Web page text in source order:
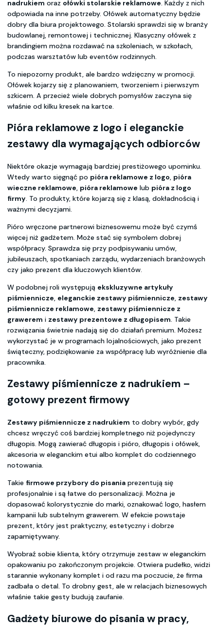
nadrukiem oraz ołówki stolarskie reklamowe . Każdy z nich
odpowiada na inne potrzeby. Ołówek automatyczny będzie
dobry dla biura projektowego. Stolarski sprawdzi się w branży
budowlanej, remontowej i technicznej. Klasyczny ołówek z
brandingiem można rozdawać na szkoleniach, w szkołach,
podczas warsztatów lub eventów rodzinnych.
To niepozorny produkt, ale bardzo wdzięczny w promocji.
Ołówek kojarzy się z planowaniem, tworzeniem i pierwszym
szkicem. A przecież wiele dobrych pomysłów zaczyna się
właśnie od kilku kresek na kartce.
Pióra reklamowe z logo i eleganckie
zestawy dla wymagających odbiorców
Niektóre okazje wymagają bardziej prestiżowego upominku.
Wtedy warto sięgnąć po pióra reklamowe z logo, pióra
wieczne reklamowe, pióra reklamowe lub pióra z logo
firmy. To produkty, które kojarzą się z klasą, dokładnością i
ważnymi decyzjami.
Pióro wręczone partnerowi biznesowemu może być czymś
więcej niż gadżetem. Może stać się symbolem dobrej
współpracy. Sprawdza się przy podpisywaniu umów,
jubileuszach, spotkaniach zarządu, wydarzeniach branżowych
czy jako prezent dla kluczowych klientów.
W podobnej roli występują ekskluzywne artykuły
piśmiennicze, eleganckie zestawy piśmiennicze, zestawy
piśmiennicze reklamowe, zestawy piśmiennicze z
grawerem i zestawy prezentowe z długopisem. Takie
rozwiązania świetnie nadają się do działań premium. Możesz
wykorzystać je w programach lojalnościowych, jako prezent
świąteczny, podziękowanie za współpracę lub wyróżnienie dla
pracownika.
Zestawy piśmiennicze z nadrukiem –
gotowy prezent firmowy
Zestawy piśmiennicze z nadrukiem to dobry wybór, gdy
chcesz wręczyć coś bardziej kompletnego niż pojedynczy
długopis. Mogą zawierać długopis i pióro, długopis i ołówek,
akcesoria w eleganckim etui albo komplet do codziennego
notowania.
Takie firmowe przybory do pisania prezentują się
profesjonalnie i są łatwe do personalizacji. Można je
dopasować kolorystycznie do marki, oznakować logo, hasłem
kampanii lub subtelnym grawerem. W efekcie powstaje
prezent, który jest praktyczny, estetyczny i dobrze
zapamiętywany.
Wyobraź sobie klienta, który otrzymuje zestaw w eleganckim
opakowaniu po zakończonym projekcie. Otwiera pudełko, widzi
starannie wykonany komplet i od razu ma poczucie, że firma
zadbała o detal. To drobny gest, ale w relacjach biznesowych
właśnie takie gesty budują zaufanie.
Gadżety biurowe do pisania w pracy,